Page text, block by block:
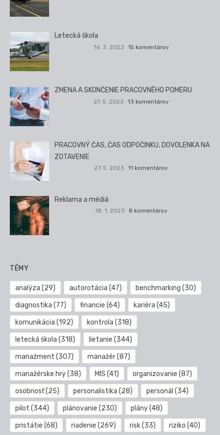
Letecká škola
16. 3. 2023 15 komentárov
ZMENA A SKONČENIE PRACOVNÉHO POMERU
27. 5. 2023 13 komentárov
PRACOVNÝ ČAS, ČAS ODPOČINKU, DOVOLENKA NA
ZOTAVENIE
27. 5. 2023 11 komentárov
Reklama a médiá
18. 1. 2023 8 komentárov
TÉMY
analýza (29) autorotácia (47) benchmarking (30)
diagnostika (77) financie (64) kariéra (45)
komunikácia (192) kontrola (318)
letecká škola (318) lietanie (344)
manažment (307) manažér(87)
manažérske hry(38) MIS (41) organizovanie (87)
osobnosť(25) personalistika (28) personál (34)
pilot (344) plánovanie (230) plány(48)
pristátie (68) riadenie (269) risk(33) riziko (40)